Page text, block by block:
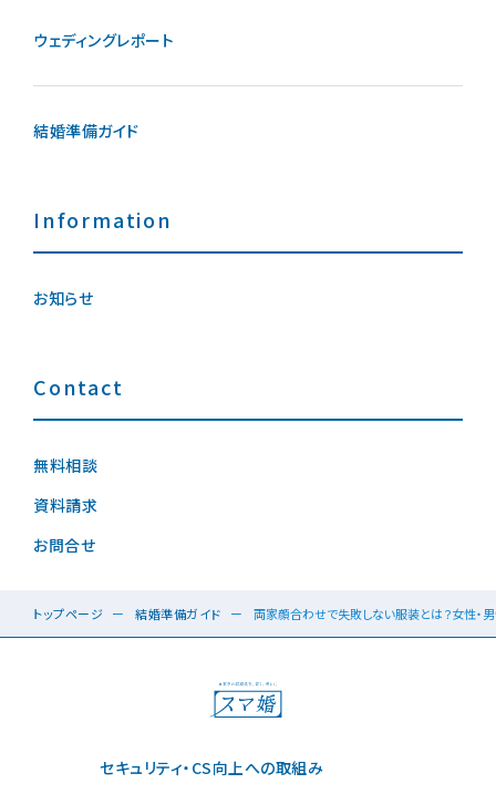
ウェディングレポート
結婚準備ガイド
Information
お知らせ
Contact
無料相談
資料請求
お問合せ
トップページ 結婚準備ガイド 両家顔合わせで失敗しない服装とは？女性・
セキュリティ・CS向上への取組み